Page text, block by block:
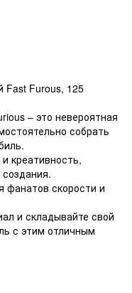
Fast Furous, 125
– это невероятная
собрать
креативность,
фанатов скорости и
и складывайте свой
с этим отличным